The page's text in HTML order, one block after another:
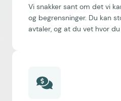
Vi snakker sant om det vi
og begrensninger. Du kan
avtaler, og at du vet hvor du